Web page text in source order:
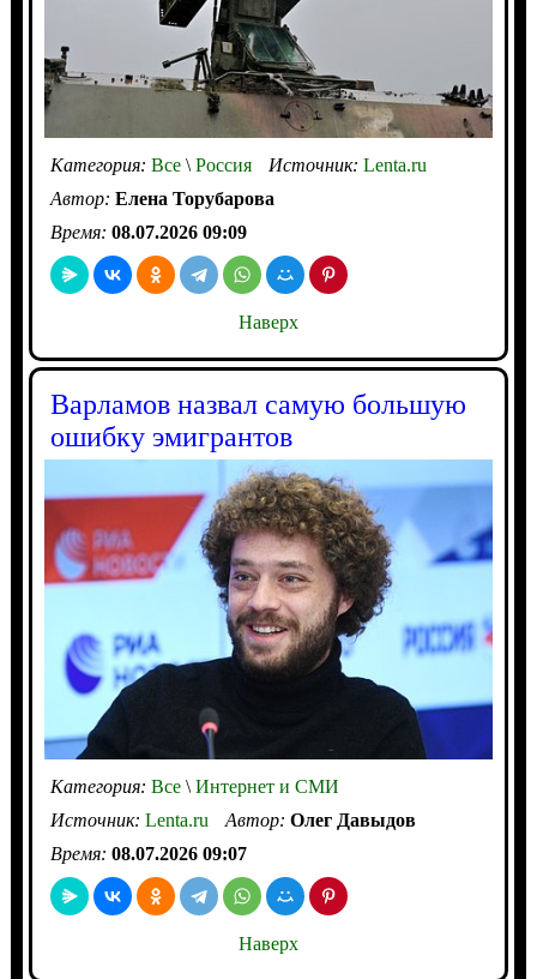
Категория: Все\Россия Источник: Lenta.ru
Автор: Елена Торубарова
Время: 08.07.2026 09:09
Наверх
Варламов назвал самую большую
ошибку эмигрантов
Категория: Все\Интернет и СМИ
Источник: Lenta.ru Автор: Олег Давыдов
Время: 08.07.2026 09:07
Наверх